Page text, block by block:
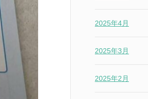
2025年4月
2025年3月
2025年2月